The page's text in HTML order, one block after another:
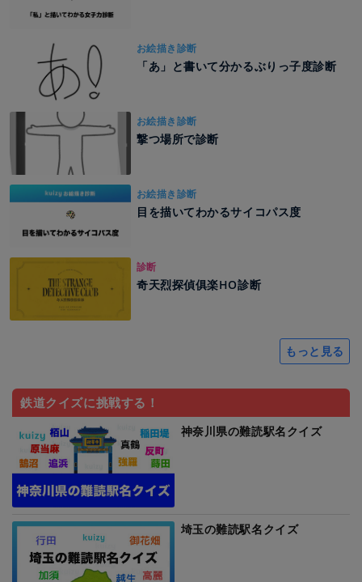
お絵描き診断
「あ」と書いて分かるぶりっ子度診断
お絵描き診断
撃つ場所で診断
お絵描き診断
目を描いてわかるサイコパス度
診断
奇天烈探偵俱楽HO診断
もっと見る
鉄道クイズに挑戦する！
神奈川県の難読駅名クイズ
埼玉の難読駅名クイズ